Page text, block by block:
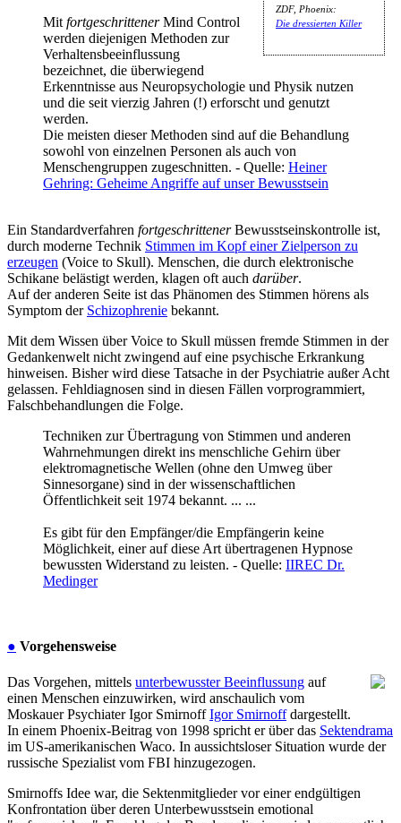
ZDF, Phoenix:
Die dressierten Killer
Mit fortgeschrittenerMind Control
werden diejenigen Methoden zur
Verhaltensbeeinflussung
bezeichnet, die überwiegend
Erkenntnisse aus Neuropsychologie und Physik nutzen
und die seit vierzig Jahren (!) erforscht und genutzt
werden.
Die meisten dieser Methoden sind auf die Behandlung
sowohl von einzelnen Personen als auch von
Menschengruppen zugeschnitten. - Quelle: Heiner
Gehring: Geheime Angriffe auf unser Bewusstsein
Ein Standardverfahren fortgeschrittenerBewusstseinskontrolle ist,
durch moderne Technik Stimmen im Kopf einer Zielperson zu
erzeugen (Voice to Skull). Menschen, die durch elektronische
Schikane belästigt werden, klagen oft auch darüber.
Auf der anderen Seite ist das Phänomen des Stimmen hörens als
Symptom der Schizophrenie bekannt.
Mit dem Wissen über Voice to Skull müssen fremde Stimmen in der
Gedankenwelt nicht zwingend auf eine psychische Erkrankung
hinweisen. Bisher wird diese Tatsache in der Psychiatrie außer Acht
gelassen. Fehldiagnosen sind in diesen Fällen vorprogrammiert,
Falschbehandlungen die Folge.
Techniken zur Übertragung von Stimmen und anderen
Wahrnehmungen direkt ins menschliche Gehirn über
elektromagnetische Wellen (ohne den Umweg über
Sinnesorgane) sind in der wissenschaftlichen
Öffentlichkeit seit 1974 bekannt. ... ...
Es gibt für den Empfänger/die Empfängerin keine
Möglichkeit, einer auf diese Art übertragenen Hypnose
bewussten Widerstand zu leisten. - Quelle: IIREC Dr.
Medinger
● Vorgehensweise
Das Vorgehen, mittels unterbewusster Beeinflussung auf
einen Menschen einzuwirken, wird anschaulich vom
Moskauer Psychiater Igor SmirnoffIgor Smirnoffdargestellt.
In einem Phoenix-Beitrag von 1998 spricht er über das Sektendrama
im US-amerikanischen Waco. In aussichtsloser Situation wurde der
russische Spezialist vom FBI hinzugezogen.
Smirnoffs Idee war, die Sektenmitglieder vor einer endgültigen
Konfrontation über deren Unterbewusstsein emotional